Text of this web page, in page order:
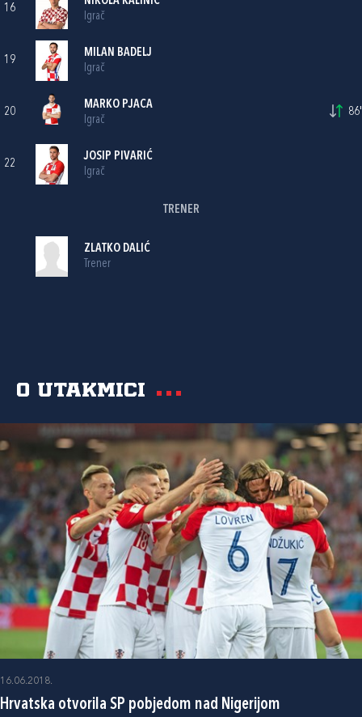
16
Igrač
19
MILAN BADELJ
Igrač
20
MARKO PJACA
Igrač
86'
22
JOSIP PIVARIĆ
Igrač
TRENER
ZLATKO DALIĆ
Trener
O utakmici
16.06.2018.
Hrvatska otvorila SP pobjedom nad Nigerijom